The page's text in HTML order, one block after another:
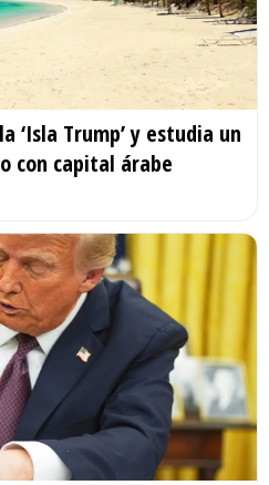
‘Isla Trump’ y estudia un
con capital árabe